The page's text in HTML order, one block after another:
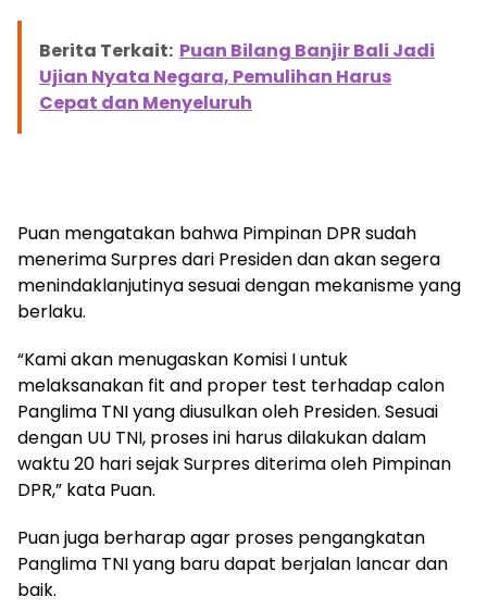
Berita Terkait: Puan Bilang Banjir Bali Jadi
Ujian Nyata Negara, Pemulihan Harus
Cepat dan Menyeluruh
Puan mengatakan bahwa Pimpinan DPR sudah
menerima Surpres dari Presiden dan akan segera
menindaklanjutinya sesuai dengan mekanisme yang
berlaku.
“Kami akan menugaskan Komisi I untuk
melaksanakan fit and proper test terhadap calon
Panglima TNI yang diusulkan oleh Presiden. Sesuai
dengan UU TNI, proses ini harus dilakukan dalam
waktu 20 hari sejak Surpres diterima oleh Pimpinan
DPR,” kata Puan.
Puan juga berharap agar proses pengangkatan
Panglima TNI yang baru dapat berjalan lancar dan
baik.